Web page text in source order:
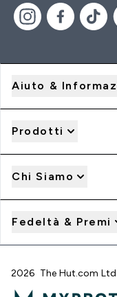
Aiuto &
Prodotti
Chi Siamo
Fedeltà & Premi
2026 The Hut.com Ltd